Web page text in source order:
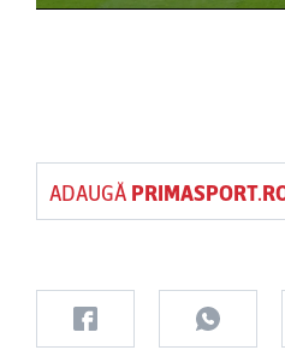
ADAUGĂ